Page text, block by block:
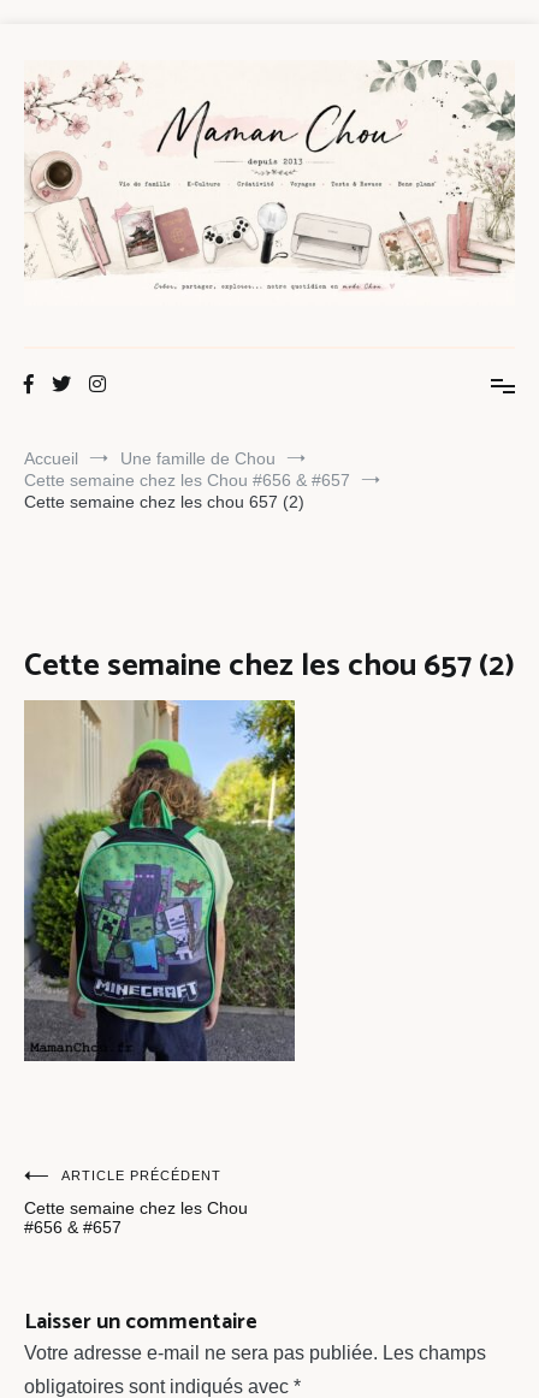
contenu
Maman Chou
Accueil
Une famille de Chou
Cette semaine chez les Chou #656 & #657
Cette semaine chez les chou 657 (2)
Cette semaine chez les chou 657 (2)
Navigation
de
ARTICLE PRÉCÉDENT
Cette semaine chez les Chou
#656 & #657
Laisser un commentaire
Votre adresse e-mail ne sera pas publiée. Les champs
obligatoires sont indiqués avec *